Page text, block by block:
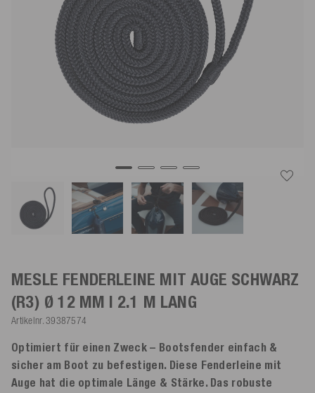
MESLE FENDERLEINE MIT AUGE SCHWARZ
(R3) Ø 12 MM | 2.1 M LANG
Artikelnr. 39387574
Optimiert für einen Zweck – Bootsfender einfach &
sicher am Boot zu befestigen. Diese Fenderleine mit
Auge hat die optimale Länge & Stärke. Das robuste